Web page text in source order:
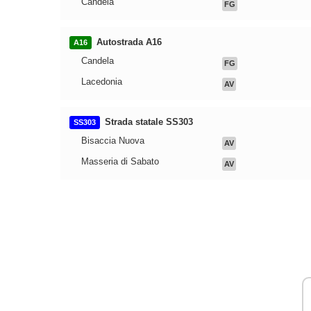
FG
A16
Autostrada A16
Candela
FG
Lacedonia AV
SS303
Strada statale SS303
Bisaccia Nuova
AV
Masseria di Sabato AV